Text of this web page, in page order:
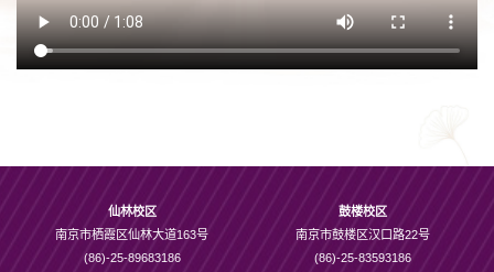
仙林校区
南京市栖霞区仙林大道163号
(86)-25-89683186
鼓楼校区
南京市鼓楼区汉口路22号
(86)-25-83593186